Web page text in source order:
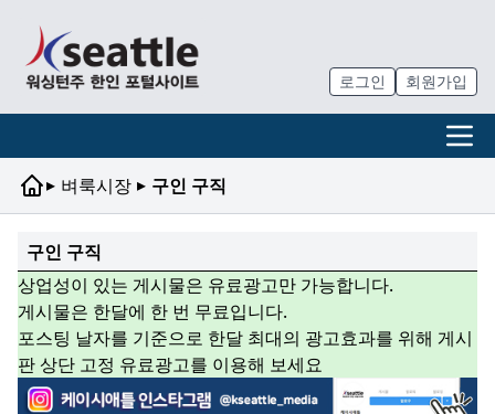
로그인 회원가입
▸ 벼룩시장 ▸ 구인 구직
구인 구직
상업성이 있는 게시물은 유료광고만 가능합니다.
게시물은 한달에 한 번 무료입니다.
포스팅 날자를 기준으로 한달 최대의 광고효과를 위해 게시
판 상단 고정 유료광고를 이용해 보세요